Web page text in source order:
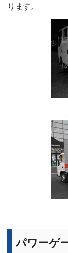
ります。
パワーゲ